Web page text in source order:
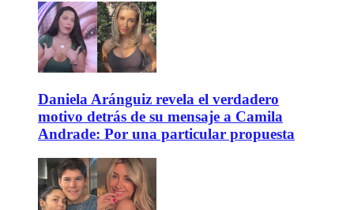
Daniela Aránguiz revela el verdadero
motivo detrás de su mensaje a Camila
Andrade: Por una particular propuesta